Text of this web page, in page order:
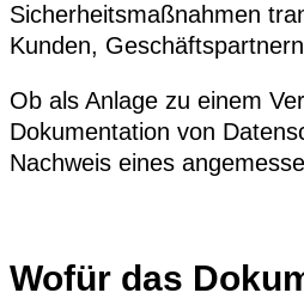
Sicherheitsmaßnahmen
Kunden,
Ob als Anlage zu einem
Dokumentation von
Nachweis eines
Wofür das